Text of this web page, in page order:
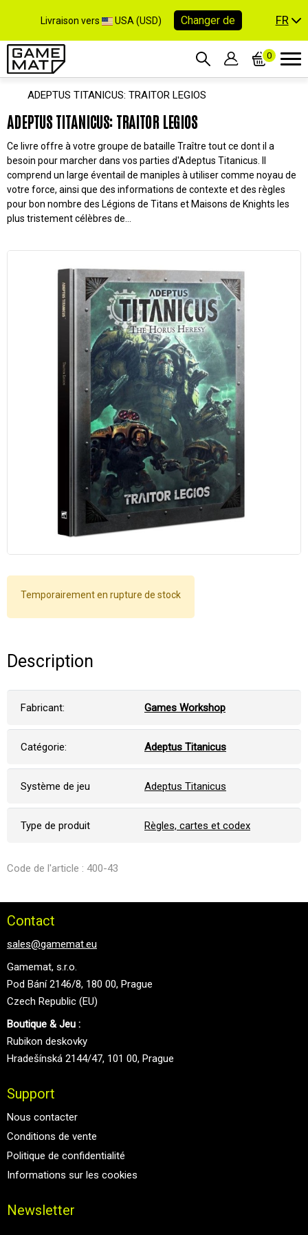
Livraison vers USA (USD) Changer de FR
0
ADEPTUS TITANICUS: TRAITOR LEGIOS
ADEPTUS TITANICUS: TRAITOR LEGIOS
Ce livre offre à votre groupe de bataille Traître tout ce dont il a
besoin pour marcher dans vos parties d'Adeptus Titanicus. Il
comprend un large éventail de maniples à utiliser comme noyau de
votre force, ainsi que des informations de contexte et des règles
pour bon nombre des Légions de Titans et Maisons de Knights les
plus tristement célèbres de…
Temporairement en rupture de stock
Description
Fabricant: Games Workshop
Catégorie: Adeptus Titanicus
Système de jeu Adeptus Titanicus
Type de produit Règles, cartes et codex
Code de l'article : 400-43
Contact
sales@gamemat.eu
Gamemat, s.r.o.
Pod Bání 2146/8, 180 00, Prague
Czech Republic (EU)
Boutique & Jeu :
Rubikon deskovky
Hradešínská 2144/47, 101 00, Prague
Support
Nous contacter
Conditions de vente
Politique de confidentialité
Informations sur les cookies
Newsletter